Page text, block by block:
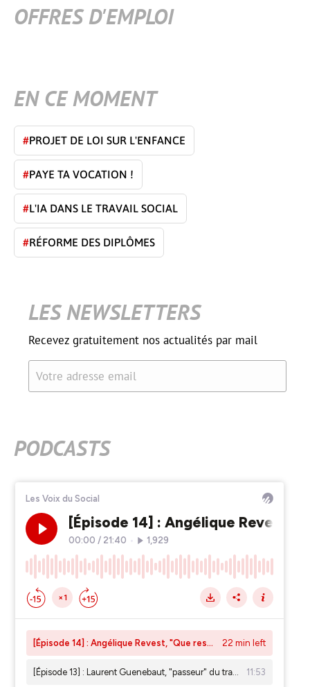
OFFRES D'EMPLOI
EN CE MOMENT
#PROJET DE LOI SUR L'ENFANCE
#PAYE TA VOCATION !
#L'IA DANS LE TRAVAIL SOCIAL
#RÉFORME DES DIPLÔMES
LES NEWSLETTERS
Recevez gratuitement nos actualités par mail
Votre adresse email
PODCASTS